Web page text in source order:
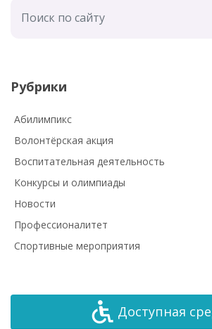
Рубрики
Абилимпикс
Волонтёрская акция
Воспитательная деятельность
Конкурсы и олимпиады
Новости
Профессионалитет
Спортивные мероприятия
Доступная